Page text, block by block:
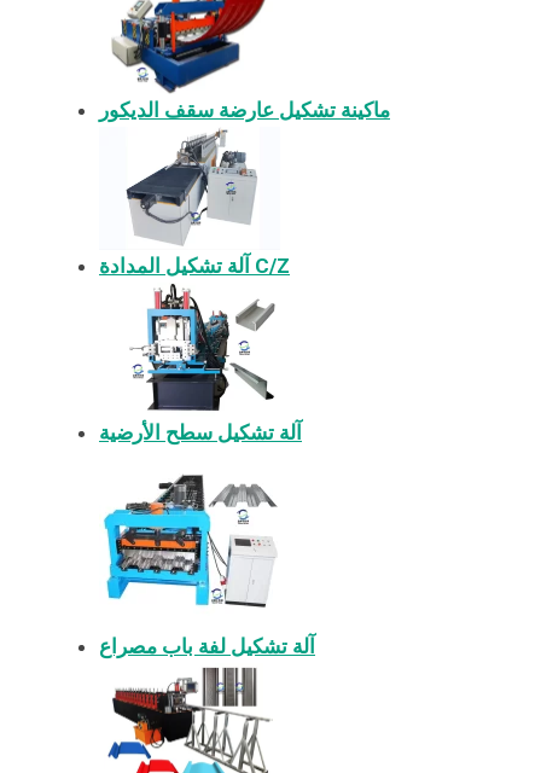
ماكينة تشكيل عارضة سقف الديكور
آلة تشكيل المدادة C/Z
آلة تشكيل سطح الأرضية
آلة تشكيل لفة باب مصراع